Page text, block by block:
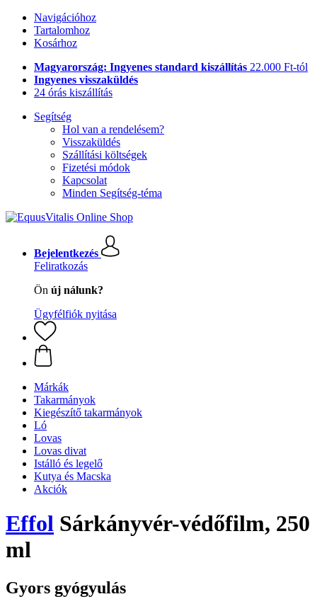
Navigációhoz
Tartalomhoz
Kosárhoz
Magyarország: Ingyenes standard kiszállítás 22.000 Ft-tól
Ingyenes visszaküldés
24 órás kiszállítás
Segítség
Hol van a rendelésem?
Visszaküldés
Szállítási költségek
Fizetési módok
Kapcsolat
Minden Segítség-téma
Bejelentkezés
Feliratkozás
Ön új nálunk?
Ügyfélfiók nyitása
Márkák
Takarmányok
Kiegészítő takarmányok
Ló
Lovas
Lovas divat
Istálló és legelő
Kutya és Macska
Akciók
Effol Sárkányvér-védőfilm, 250
ml
Gyors gyógyulás